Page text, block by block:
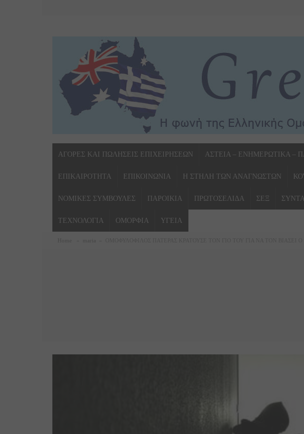
ΑΓΟΡΕΣ ΚΑΙ ΠΩΛΗΣΕΙΣ ΕΠΙΧΕΙΡΗΣΕΩΝ ΑΣΤΕΙΑ – ΕΝΗΜΕΡΩΤΙΚΑ –
ΕΠΙΚΑΙΡΟΤΗΤΑ ΕΠΙΚΟΙΝΩΝΙΑ Η ΣΤΗΛΗ ΤΩΝ ΑΝΑΓΝΩΣΤΩΝ
ΝΟΜΙΚΕΣ ΣΥΜΒΟΥΛΕΣ ΠΑΡΟΙΚΙΑ ΠΡΩΤΟΣΕΛΙΔΑ ΣΕΞ
ΤΕΧΝΟΛΟΓΙΑ ΟΜΟΡΦΙΑ ΥΓΕΙΑ